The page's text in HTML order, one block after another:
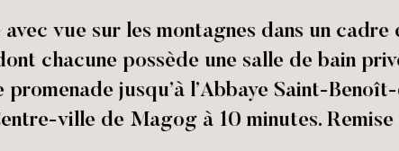
vue sur les montagnes dans un cadre
chacune possède une salle de bain
jusqu’à l’Abbaye Saint-
ville de Magog à 10 minutes. Remise